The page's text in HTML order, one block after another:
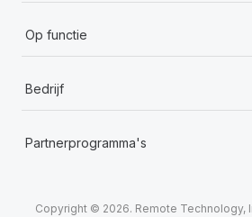
Op functie
Bedrijf
Partnerprogramma's
Copyright © 2026. Remote Technology,